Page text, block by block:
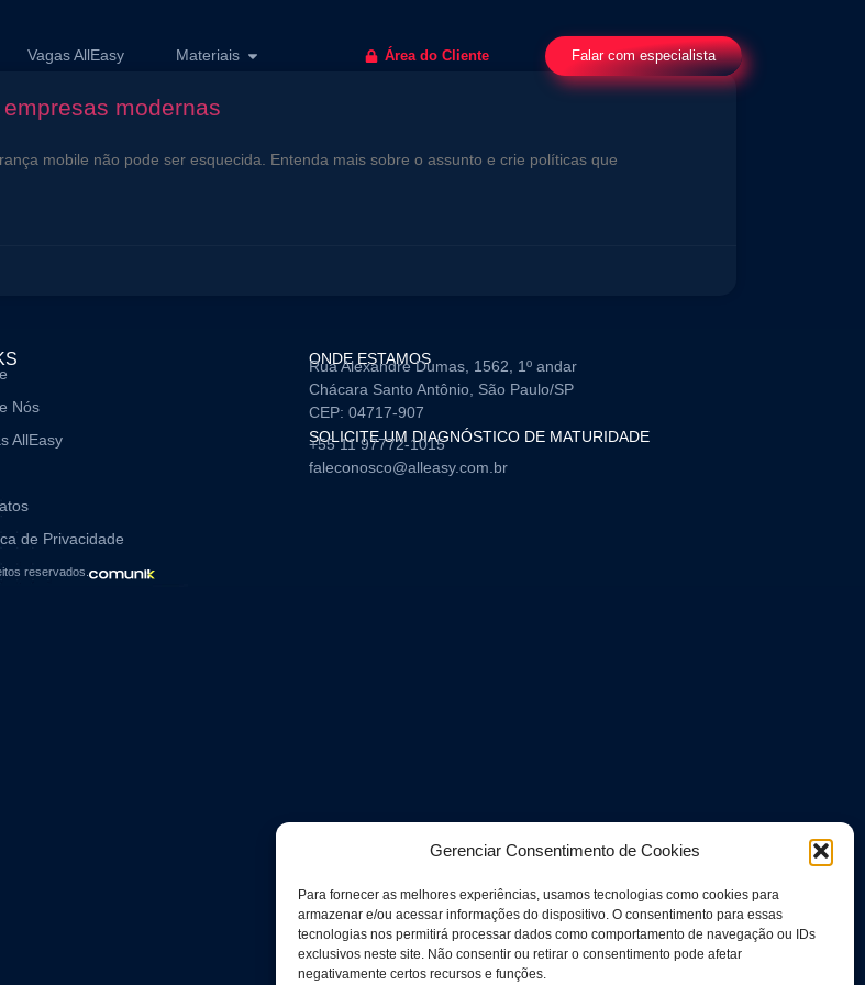
Gerenciar Consentimento de Cookies
Para fornecer as melhores experiências, usamos tecnologias como cookies para
armazenar e/ou acessar informações do dispositivo. O consentimento para essas
tecnologias nos permitirá processar dados como comportamento de navegação ou IDs
exclusivos neste site. Não consentir ou retirar o consentimento pode afetar
negativamente certos recursos e funções.
Vagas AllEasy Materiais Área do Cliente Falar com especialista
modernas
mobile não pode ser esquecida. Entenda mais sobre o assunto e crie políticas que
Nós
AllEasy
de Privacidade
ONDE ESTAMOS
Rua Alexandre Dumas, 1562, 1º andar
Chácara Santo Antônio, São Paulo/SP
CEP: 04717-907
SOLICITE UM DIAGNÓSTICO DE MATURIDADE
+55 11 97772-1015
faleconosco@alleasy.com.br
reservados.